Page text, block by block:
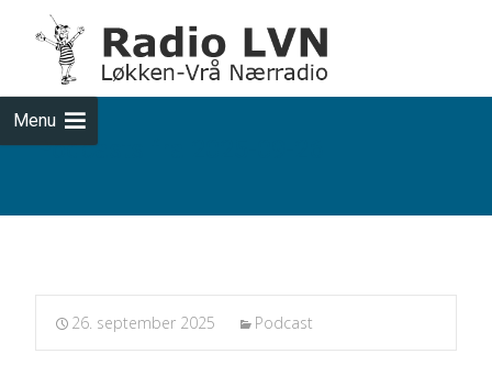
Menu
Podcasts fra 2025-09-26
26. september 2025 Podcast